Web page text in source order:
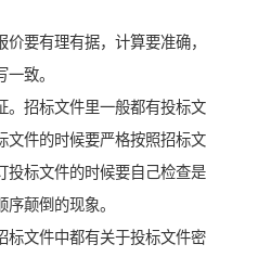
要有理有据，计算要准确，
致。
。招标文件里一般都有投标文
文件的时候要严格按照招标文
投标文件的时候要自己检查是
颠倒的现象。
标文件中都有关于投标文件密